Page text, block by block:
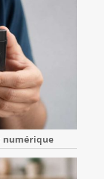
numérique